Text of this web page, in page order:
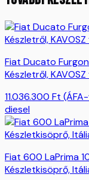
Fiat Ducato
Készletről,
11.036.300 Ft
diesel
Fiat 600 LaPrima
Készletkisöprő,